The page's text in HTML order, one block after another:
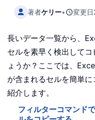
著者ケリー• 変更日
長いデータ一覧から、
セルを素早く検出して
ょうか？ここでは、
が含まれるセルを簡単
紹介します。
フィルターコマンド